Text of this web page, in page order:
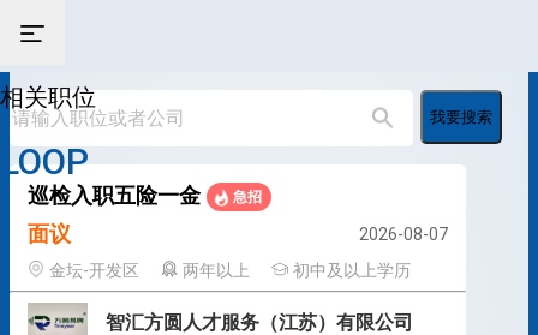
相关职位
LOOP
我要搜索
巡检入职五险一金 急招
面议
2026-08-07
金坛-开发区
两年以上 初中及以上学历
智汇方圆人才服务（江苏）有限公司